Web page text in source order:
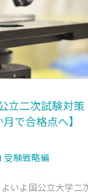
立二次試験対
で合格点へ】
受験戦略編
いよ国公立大学二